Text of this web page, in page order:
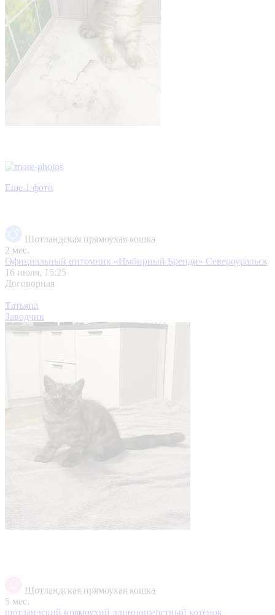
Еще 1 фото
Шотландская прямоухая кошка
2 мес.
Официальный питомник «Имбирный Бренди» Североуральск
16 июля, 15:25
Договорная
Татьяна
Заводчик
Шотландская прямоухая кошка
5 мес.
шотландский прямоухий длинношерстный котенок